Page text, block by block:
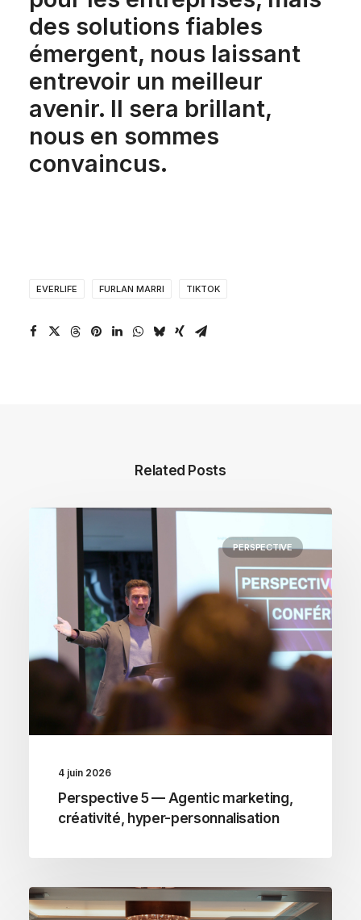
des solutions fiables
émergent, nous laissant
entrevoir un meilleur
avenir. Il sera brillant,
nous en sommes
convaincus.
EVERLIFE FURLAN MARRI TIKTOK
Related Posts
PERSPECTIVE
4 juin 2026
Perspective 5 — Agentic marketing,
créativité, hyper-personnalisation